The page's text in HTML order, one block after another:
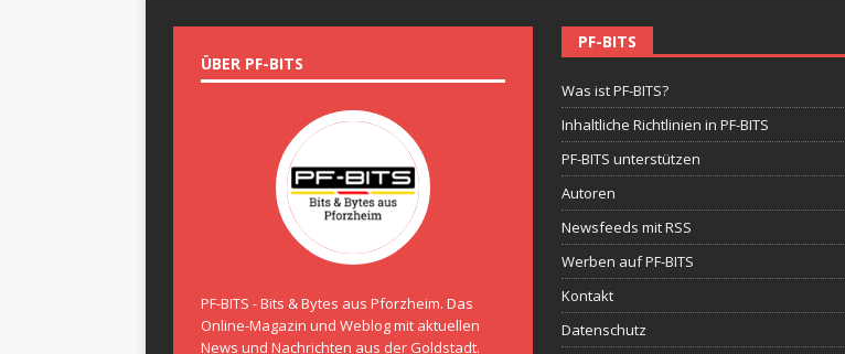
ÜBER PF-BITS
PF-BITS - Bits & Bytes aus Pforzheim. Das
Online-Magazin und Weblog mit aktuellen
News und Nachrichten aus der Goldstadt.
PF-BITS
Was ist PF-BITS?
Inhaltliche Richtlinien in PF-BITS
PF-BITS unterstützen
Autoren
Newsfeeds mit RSS
Werben auf PF-BITS
Kontakt
Datenschutz